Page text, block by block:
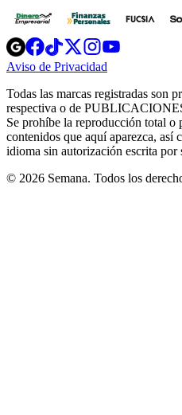
Opens
in
new
Opens
in
new
Opens
in
new
window
Opens
new
windowwindow
Aviso de Privacidad
new
window
Todas las marcas registradas son
respectiva o de
Se prohíbe la reproducción total o
contenidos que aquí aparezca, así
idioma sin autorización escrita por
© 2026 Semana. Todos los